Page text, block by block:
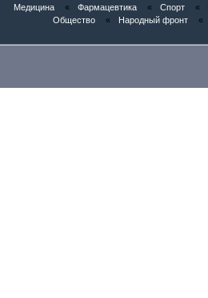
Медицина
« Фармацевтика « Спорт «
Общество
« Народный фронт «